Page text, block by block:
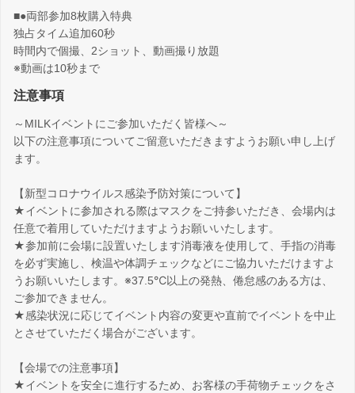
■●両部参加8枚購入特典
独占タイム追加60秒
時間内で個撮、2ショット、動画撮り放題
※動画は10秒まで
注意事項
～MILKイベントにご参加いただく皆様へ～
以下の注意事項についてご留意いただきますようお願い申し上げ
ます。
【新型コロナウイルス感染予防対策について】
★イベントに参加される際はマスクをご持参いただき、会場内は
任意で着用していただけますようお願いいたします。
★参加前に会場に設置いたします消毒液を使用して、手指の消毒
を必ず実施し、検温や体調チェックなどにご協力いただけますよ
うお願いいたします。※37.5℃以上の発熱、倦怠感のある方は、
ご参加できません。
★感染状況に応じてイベント内容の変更や直前でイベントを中止
とさせていただく場合がございます。
【会場での注意事項】
★イベントを安全に進行するため、お客様の手荷物チェックをさ